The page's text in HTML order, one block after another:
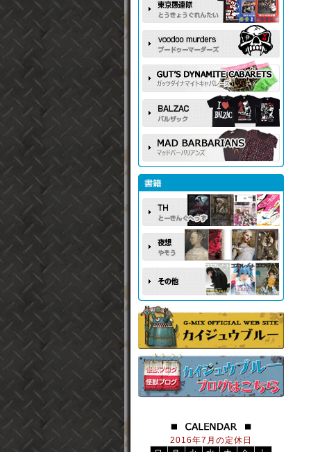
2016年7月の定休日